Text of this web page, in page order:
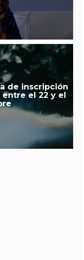
de inscripción
el 22 y el